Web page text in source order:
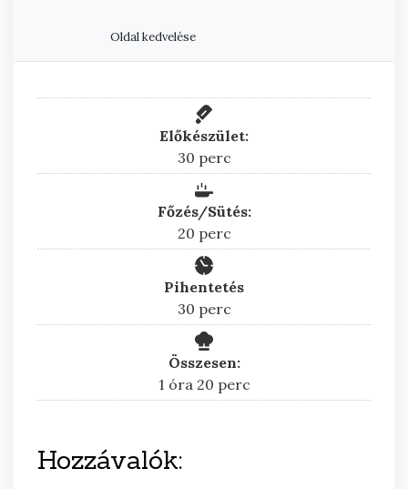
Oldal kedvelése
Előkészület:
30perc
perc
Főzés/Sütés:
20perc
perc
Pihentetés
30perc
perc
Összesen:
1 óra
óra 20perc
perc
Hozzávalók: